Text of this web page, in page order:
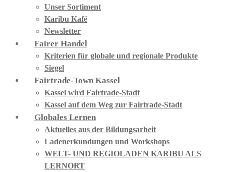
Unser Sortiment
Karibu Kafé
Newsletter
Fairer Handel
Kriterien für globale und regionale Produkte
Siegel
Fairtrade-Town Kassel
Kassel wird Fairtrade-Stadt
Kassel auf dem Weg zur Fairtrade-Stadt
Globales Lernen
Aktuelles aus der Bildungsarbeit
Ladenerkundungen und Workshops
WELT- UND REGIOLADEN KARIBU ALS
LERNORT